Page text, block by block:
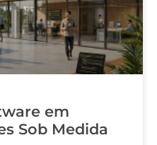
em
Sob Medida